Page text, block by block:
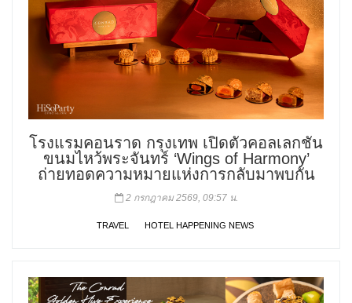
โรงแรมคอนราด กรุงเทพ เปิดตัวคอลเลกชัน
ขนมไหว้พระจันทร์ ‘Wings of Harmony’
ถ่ายทอดความหมายแห่งการกลับมาพบกัน
2 กรกฎาคม 2569, 09:57 น.
TRAVEL HOTEL HAPPENING NEWS